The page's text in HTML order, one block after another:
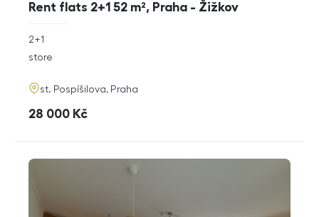
Rent flats 2+1 52 m², Praha - Žižkov
rozměry
2+1
funkce
store
adresa
st. Pospíšilova, Praha
cena
28 000 Kč